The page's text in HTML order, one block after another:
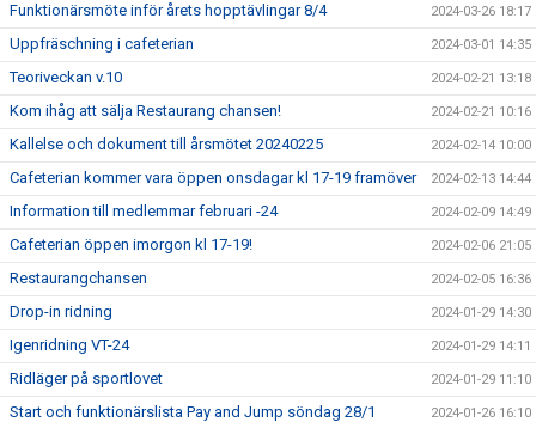
Funktionärsmöte inför årets hopptävlingar 8/4 2024-03-26 18:17
Uppfräschning i cafeterian 2024-03-01 14:35
Teoriveckan v.10 2024-02-21 13:18
Kom ihåg att sälja Restaurang chansen! 2024-02-21 10:16
Kallelse och dokument till årsmötet 20240225 2024-02-14 10:00
Cafeterian kommer vara öppen onsdagar kl 17-19 framöver 2024-02-13 14:44
Information till medlemmar februari -24 2024-02-09 14:49
Cafeterian öppen imorgon kl 17-19! 2024-02-06 21:05
Restaurangchansen 2024-02-05 16:36
Drop-in ridning 2024-01-29 14:30
Igenridning VT-24 2024-01-29 14:11
Ridläger på sportlovet 2024-01-29 11:10
Start och funktionärslista Pay and Jump söndag 28/1 2024-01-26 16:10